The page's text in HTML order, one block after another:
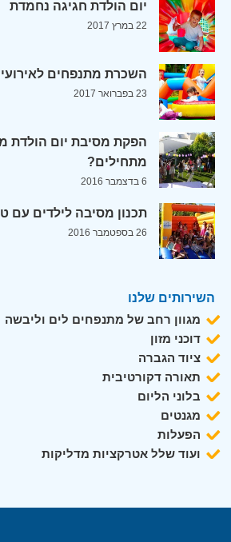
יום הולדת חגיגה נחמדת
22 במרץ 2017
השכרת מתנפחים
23 בפברואר 2017
הפקת מסיבת יום הולדת
מתחילים?
6 בדצמבר 2016
תכנון מסיבה לילדים עם
26 בספטמבר 2016
השירותים שלנו
מגוון רחב של מתנפחים לים וליבשה
דוכני מזון
ציוד הגברה
תאורה דקורטיבית
בלוני הליום
מגנטים
הפעלות
ועוד שלל אטרקציות מדליקות